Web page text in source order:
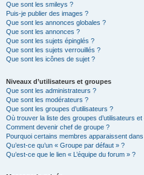
Que sont les smileys ?
Puis-je publier des images ?
Que sont les annonces globales ?
Que sont les annonces ?
Que sont les sujets épinglés ?
Que sont les sujets verrouillés ?
Que sont les icônes de sujet ?
Niveaux d’utilisateurs et groupes
Que sont les administrateurs ?
Que sont les modérateurs ?
Que sont les groupes d’utilisateurs ?
Où trouver la liste des groupes d’utilisateurs
Comment devenir chef de groupe ?
Pourquoi certains membres apparaissent
Qu’est-ce qu’un « Groupe par défaut » ?
Qu’est-ce que le lien « L’équipe du forum » ?